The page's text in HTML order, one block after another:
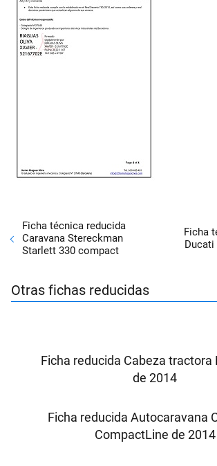
Ficha técnica reducida
Caravana Stereckman
Starlett 330 compact
Ficha
Ducati
Otras fichas reducidas
Ficha reducida Cabeza tractora
de 2014
Ficha reducida Autocaravana
CompactLine de 2014